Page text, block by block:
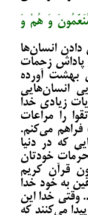
وَ هُمْ وَ
انسان‌ها
پاداش زحمات
بهشت آورده
انسان‌هایی
زیادی خدا
را مراعات
می­‌کنم.
که در دنیا
خودتان
قرآن کریم
به خود خدا
وقتی خدا این
می­‌کنند که